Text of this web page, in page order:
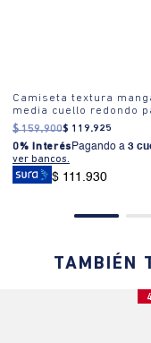
Camiseta textura
media cuello redondo
hombre
$ 159.900$ 119.925
0% Interés Pagando a 3
ver bancos.
$ 111.930
TAMBIÉN